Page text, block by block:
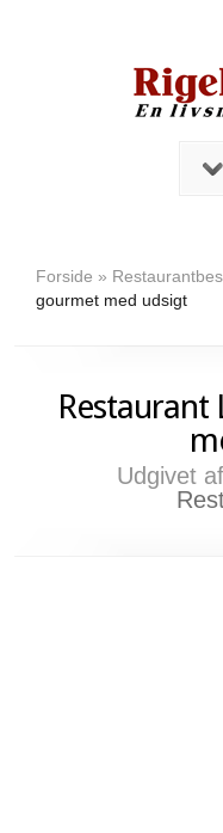
Forside »
gourmet med udsigt
Udgivet af